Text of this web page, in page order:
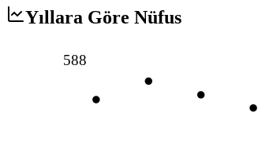
Yıllara Göre Nüfus
588